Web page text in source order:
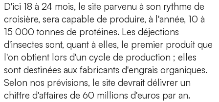
D'ici 18 à 24 mois, le site parvenu à son rythme de
croisière, sera capable de produire, à l'année, 10 à
15 000 tonnes de protéines. Les déjections
d'insectes sont, quant à elles, le premier produit que
l'on obtient lors d'un cycle de production ; elles
sont destinées aux fabricants d'engrais organiques.
Selon nos prévisions, le site devrait délivrer un
chiffre d'affaires de 60 millions d'euros par an.